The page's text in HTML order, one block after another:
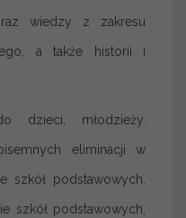
wiedzy z zakresu
a także historii i
dzieci, młodzieży.
eliminacji w
szkół podstawowych,
szkół podstawowych,